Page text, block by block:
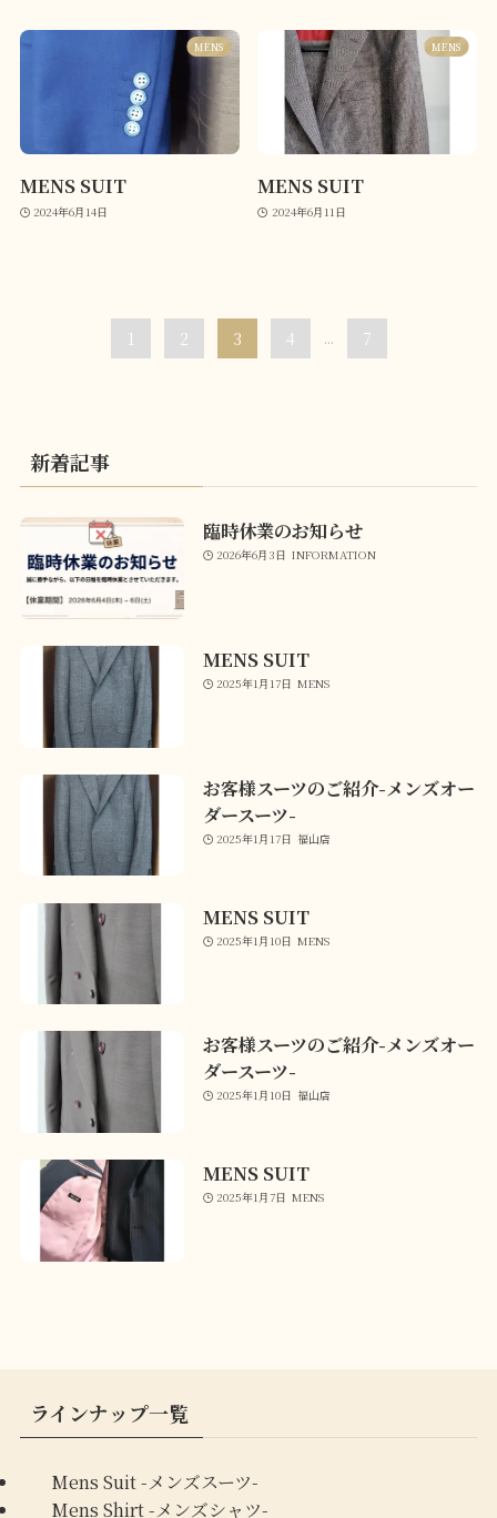
MENS
MENS SUIT
2024年6月14日
MENS
MENS SUIT
2024年6月11日
1 2 3 4 ... 7
新着記事
臨時休業のお知らせ
2026年6月3日 INFORMATION
MENS SUIT
2025年1月17日 MENS
お客様スーツのご紹介-メンズオー
ダースーツ-
2025年1月17日 福山店
MENS SUIT
2025年1月10日 MENS
お客様スーツのご紹介-メンズオー
ダースーツ-
2025年1月10日 福山店
MENS SUIT
2025年1月7日 MENS
ラインナップ一覧
Mens Suit -メンズスーツ-
Mens Shirt -メンズシャツ-